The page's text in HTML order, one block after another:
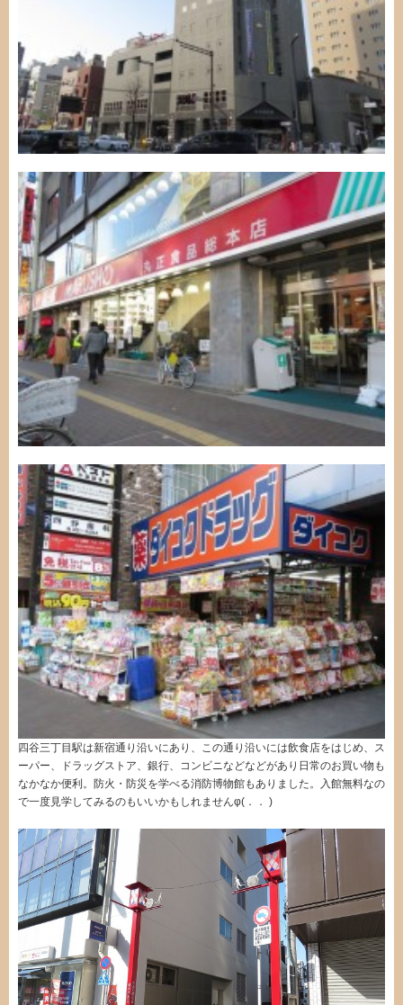
四谷三丁目駅は新宿通り沿いにあり、この通り沿いには飲食店をはじめ、ス
ーパー、ドラッグストア、銀行、コンビニなどなどがあり日常のお買い物も
なかなか便利。防火・防災を学べる消防博物館もありました。入館無料なの
で一度見学してみるのもいいかもしれませんφ(．． )